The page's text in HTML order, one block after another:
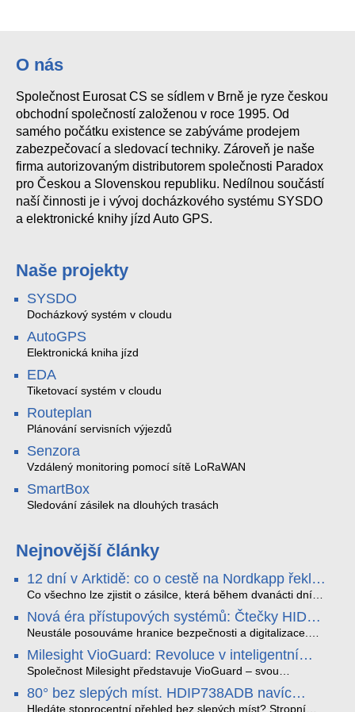
O nás
Společnost Eurosat CS se sídlem v Brně je ryze českou
obchodní společností založenou v roce 1995. Od
samého počátku existence se zabýváme prodejem
zabezpečovací a sledovací techniky. Zároveň je naše
firma autorizovaným distributorem společnosti Paradox
pro Českou a Slovenskou republiku. Nedílnou součástí
naší činnosti je i vývoj docházkového systému SYSDO
a elektronické knihy jízd Auto GPS.
Naše projekty
SYSDO
Docházkový systém v cloudu
AutoGPS
Elektronická kniha jízd
EDA
Tiketovací systém v cloudu
Routeplan
Plánování servisních výjezdů
Senzora
Vzdálený monitoring pomocí sítě LoRaWAN
SmartBox
Sledování zásilek na dlouhých trasách
Nejnovější články
12 dní v Arktidě: co o cestě na Nordkapp řekla
data ze SMARTBOX 2 MAX
Co všechno lze zjistit o zásilce, která během dvanácti dní
projede Arktidou? SMARTBOX 2 MAX jsme vzali na trasu z
Tromsø přes Lofoty, Kirunu a finské Laponsko až na
Nordkapp. Bez jediného dobití, v mrazu až −13 °C a mimo
otřesy i náklon. Výsledkem není jen čára na mapě, ale
podrobný datový příběh celé cesty.
Nová éra přístupových systémů: Čtečky HID
Signo
Neustále posouváme hranice bezpečnosti a digitalizace.
v oblasti kontroly přístupu – moderní a vysoce univerzální
čtečky HID Signo.
Milesight VioGuard: Revoluce v inteligentní
detekci dopravních přestupků
Společnost Milesight představuje VioGuard – svou
dopravních přestupků. Tento systém, poháněný
sofistikovanými algoritmy umělé inteligence (AI), je navržen
80° bez slepých míst. HDIP738ADB navíc
Hledáte stoprocentní přehled bez slepých míst? Stropní